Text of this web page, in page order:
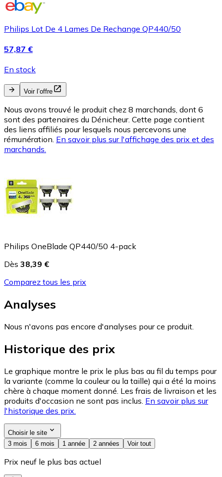
Philips Lot De 4 Lames De Rechange QP440/50
57,87 €
En stock
Voir l’offre
Nous avons trouvé le produit chez 8 marchands, dont 6
sont des partenaires du Dénicheur. Cette page contient
des liens affiliés pour lesquels nous percevons une
rémunération. En savoir plus sur l'affichage des prix et des
marchands.
Philips OneBlade QP440/50 4-pack
Dès 38,39 €
Comparez tous les prix
Analyses
Nous n'avons pas encore d'analyses pour ce produit.
Historique des prix
Le graphique montre le prix le plus bas au fil du temps pour
la variante (comme la couleur ou la taille) qui a été la moins
chère à chaque moment donné. Les frais de livraison et les
produits d'occasion ne sont pas inclus. En savoir plus sur
l'historique des prix.
Choisir le site
3 mois
6 mois 1 année 2 années Voir tout
Prix neuf le plus bas actuel